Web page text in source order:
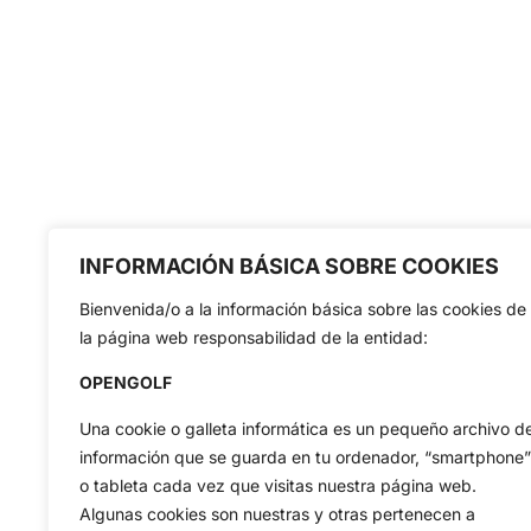
INFORMACIÓN BÁSICA SOBRE COOKIES
Bienvenida/o a la información básica sobre las cookies de
la página web responsabilidad de la entidad:
OPENGOLF
Una cookie o galleta informática es un pequeño archivo
información que se guarda en tu ordenador, “smartphone”
o tableta cada vez que visitas nuestra página web.
Algunas cookies son nuestras y otras pertenecen a